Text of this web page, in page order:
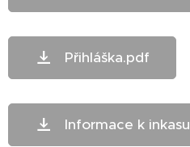
Přihláška.pdf
Informace k inkasu